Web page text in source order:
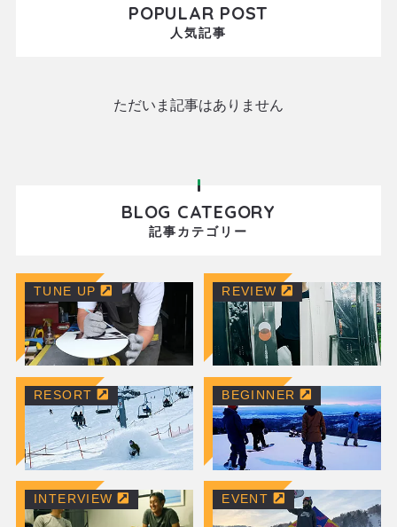
POPULAR POST
人気記事
ただいま記事はありません
BLOG CATEGORY
記事カテゴリー
TUNE UP REVIEW
RESORT BEGINNER
INTERVIEW EVENT